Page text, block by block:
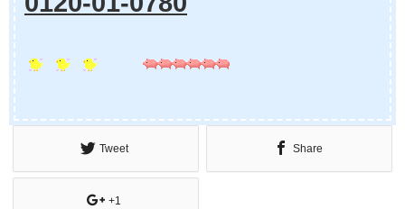
Tweet Share
+1